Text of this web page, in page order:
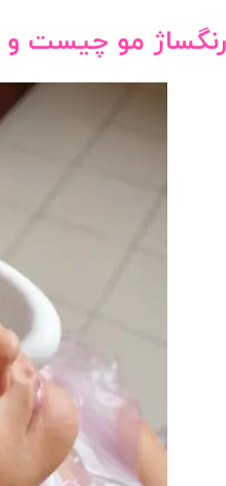
رنگساژ مو چیست و